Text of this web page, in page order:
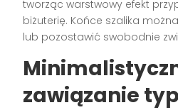
tworząc warstwowy efekt
biżuterię. Końce szalika
lub pozostawić swobodnie
zawiązanie